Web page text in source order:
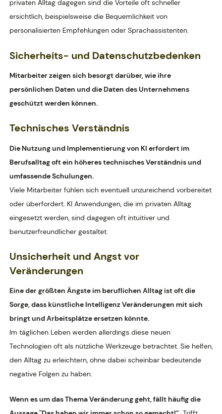
privaten Alltag dagegen sind die Vorteile oft schneller
ersichtlich, beispielsweise die Bequemlichkeit von
personalisierten Empfehlungen oder Sprachassistenten.
Sicherheits- und Datenschutzbedenken
Mitarbeiter zeigen sich besorgt darüber, wie ihre
persönlichen Daten und die Daten des Unternehmens
geschützt werden können.
Technisches Verständnis
Die Nutzung und Implementierung von KI erfordert im
Berufsalltag oft ein höheres technisches Verständnis und
umfassende Schulungen.
Viele Mitarbeiter fühlen sich eventuell unzureichend vorbereitet
oder überfordert. KI Anwendungen, die im privaten Alltag
eingesetzt werden, sind dagegen oft intuitiver und
benutzerfreundlicher gestaltet.
Unsicherheit und Angst vor
Veränderungen
Eine der größten Ängste im beruflichen Alltag ist oft die
Sorge, dass künstliche Intelligenz Veränderungen mit sich
bringt und Arbeitsplätze ersetzen könnte.
Im täglichen Leben werden allerdings diese neuen
Technologien oft als nützliche Werkzeuge betrachtet. Sie helfen,
den Alltag zu erleichtern, ohne dabei scheinbar bedeutende
negative Folgen zu haben.
Wenn es um das Thema Veränderung geht, fällt häufig die